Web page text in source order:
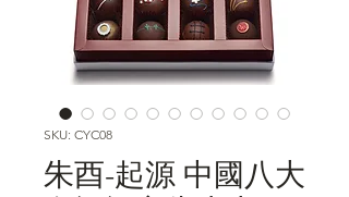
SKU: CYC08
朱酉-起源 中國八大